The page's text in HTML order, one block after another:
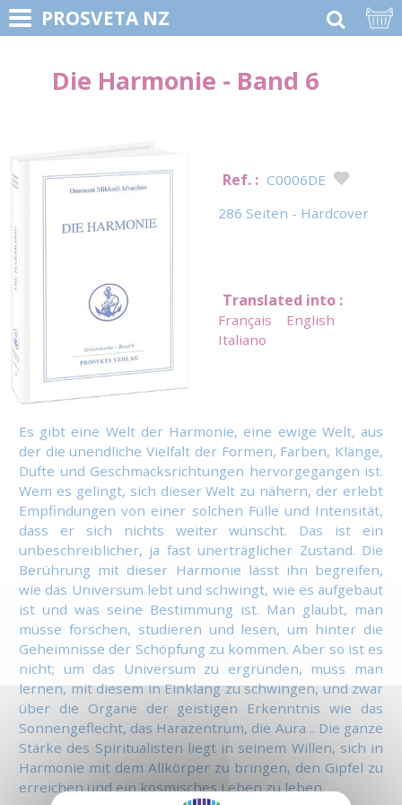
PROSVETA NZ
Die Harmonie - Band 6
Ref. : C0006DE
286 Seiten - Hardcover
Translated into :
Français
English
Italiano
Es gibt eine Welt der Harmonie, eine ewige Welt, aus
der die unendliche Vielfalt der Formen, Farben, Klänge,
Düfte und Geschmacksrichtungen hervorgegangen ist.
Wem es gelingt, sich dieser Welt zu nähern, der erlebt
Empfindungen von einer solchen Fülle und Intensität,
dass er sich nichts weiter wünscht. Das ist ein
unbeschreiblicher, ja fast unerträglicher Zustand. Die
Berührung mit dieser Harmonie lässt ihn begreifen,
wie das Universum lebt und schwingt, wie es aufgebaut
ist und was seine Bestimmung ist. Man glaubt, man
müsse forschen, studieren und lesen, um hinter die
Geheimnisse der Schöpfung zu kommen. Aber so ist es
nicht; um das Universum zu ergründen, muss man
lernen, mit diesem in Einklang zu schwingen, und zwar
über die Organe der geistigen Erkenntnis wie das
Sonnengeflecht, das Harazentrum, die Aura .. Die ganze
Stärke des Spiritualisten liegt in seinem Willen, sich in
Harmonie mit dem Allkörper zu bringen, den Gipfel zu
erreichen und ein kosmisches Leben zu leben.